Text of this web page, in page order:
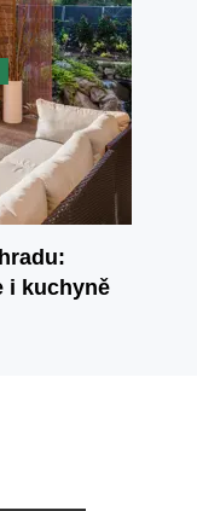
i kuchyně